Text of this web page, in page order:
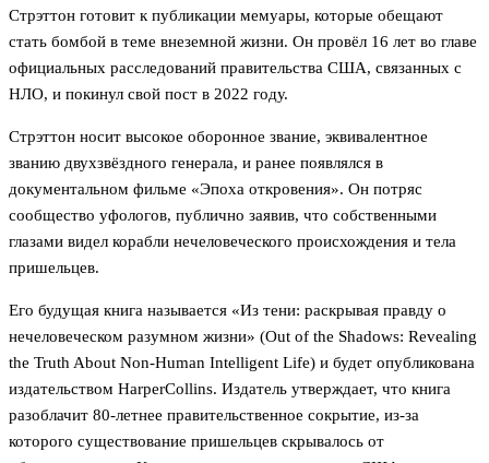
Стрэттон готовит к публикации мемуары, которые обещают
стать бомбой в теме внеземной жизни. Он провёл 16 лет во главе
официальных расследований правительства США, связанных с
НЛО, и покинул свой пост в 2022 году.
Стрэттон носит высокое оборонное звание, эквивалентное
званию двухзвёздного генерала, и ранее появлялся в
документальном фильме «Эпоха откровения». Он потряс
сообщество уфологов, публично заявив, что собственными
глазами видел корабли нечеловеческого происхождения и тела
пришельцев.
Его будущая книга называется «Из тени: раскрывая правду о
нечеловеческом разумном жизни» (Out of the Shadows: Revealing
the Truth About Non-Human Intelligent Life) и будет опубликована
издательством HarperCollins. Издатель утверждает, что книга
разоблачит 80-летнее правительственное сокрытие, из-за
которого существование пришельцев скрывалось от